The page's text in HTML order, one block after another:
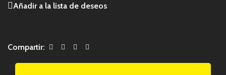
Añadir a la lista de deseos
Compartir: